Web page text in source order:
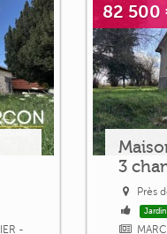
-
82 500
3
Près
Jardin